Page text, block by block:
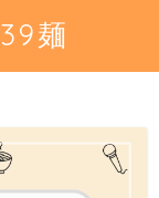
麺